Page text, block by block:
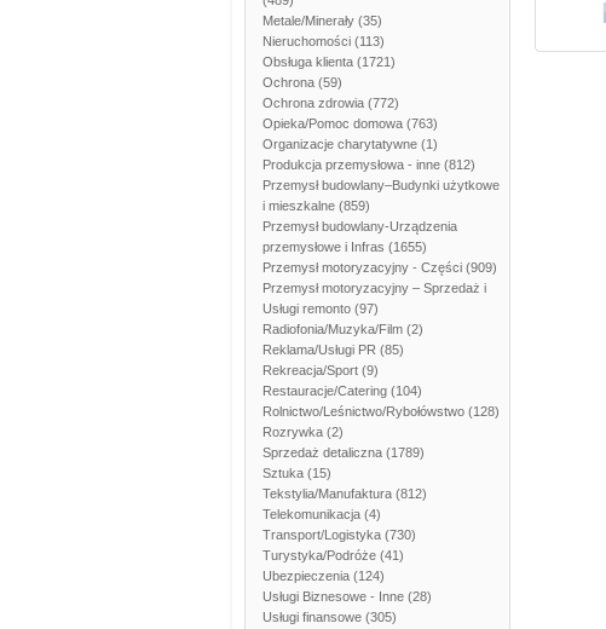
Metale/Minerały (35)
Nieruchomości (113)
Obsługa klienta (1721)
Ochrona (59)
Ochrona zdrowia (772)
Opieka/Pomoc domowa (763)
Organizacje charytatywne (1)
Produkcja przemysłowa - inne (812)
Przemysł budowlany–Budynki użytkowe
i mieszkalne (859)
Przemysł budowlany-Urządzenia
przemysłowe i Infras (1655)
Przemysł motoryzacyjny - Części (909)
Przemysł motoryzacyjny – Sprzedaż i
Usługi remonto (97)
Radiofonia/Muzyka/Film (2)
Reklama/Usługi PR (85)
Rekreacja/Sport (9)
Restauracje/Catering (104)
Rolnictwo/Leśnictwo/Rybołówstwo (128)
Rozrywka (2)
Sprzedaż detaliczna (1789)
Sztuka (15)
Tekstylia/Manufaktura (812)
Telekomunikacja (4)
Transport/Logistyka (730)
Turystyka/Podróże (41)
Ubezpieczenia (124)
Usługi Biznesowe - Inne (28)
Usługi finansowe (305)